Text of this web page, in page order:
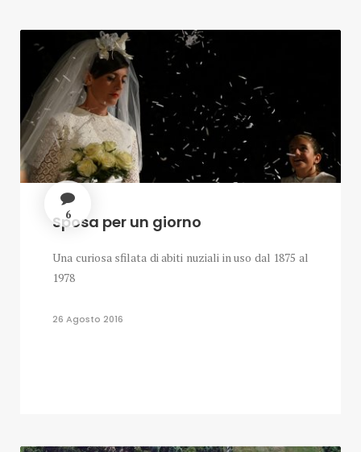
6
Sposa per un giorno
Una curiosa sfilata di abiti nuziali in uso dal 1875 al
1978
26 Agosto 2016